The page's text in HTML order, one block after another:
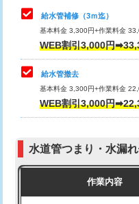
マス交換（土の掘削・埋め
マス交換（深さ50㎝未満）
マス交換（深さ50㎝以上）
コンクリート斫り（厚さ
モルタル補修（厚さ10㎝超
理・調整・分解・加工など
止水・漏水調査・防水処
理・調整・分解・加工な
その他部品の脱着
交換・取付（タンク）
式）)
式・ワンホール）)
給水管補修（3ｍ迄）
基本料金 3,300円+作業料金
WEB割引3,000円
給水管撤去
基本料金 3,300円+作業料金
WEB割引3,000円
水道管つまり・水漏
作業内容